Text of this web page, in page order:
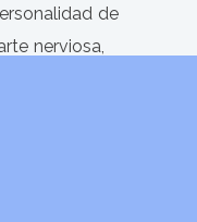
de
nerviosa,